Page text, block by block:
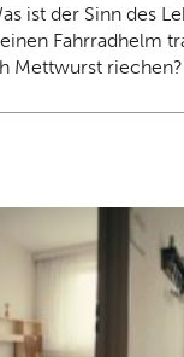
ist der Sinn des
Fahrradhelm
Mettwurst